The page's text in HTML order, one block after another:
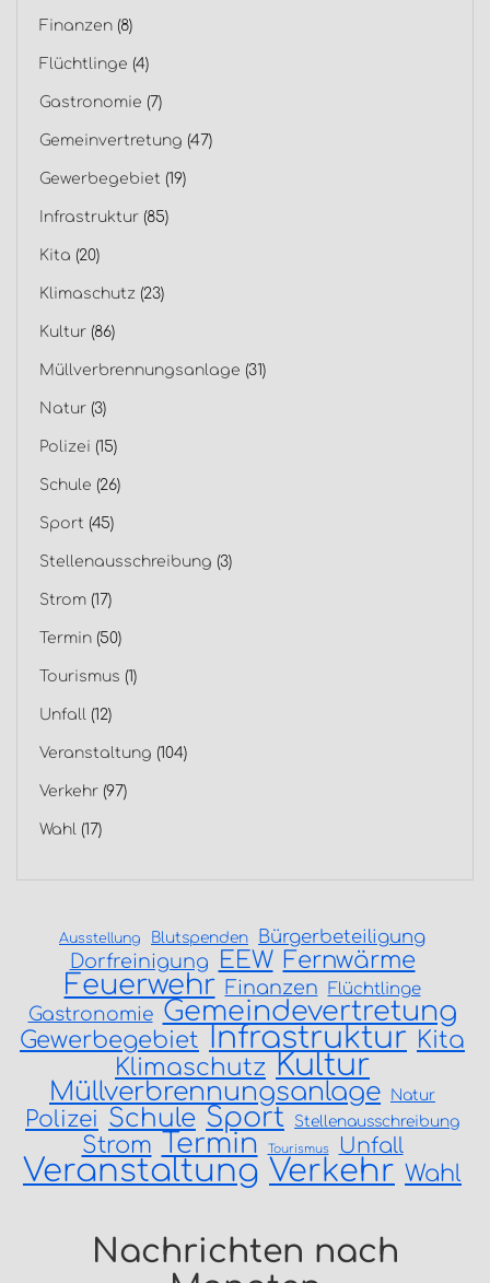
Finanzen (8)
Flüchtlinge (4)
Gastronomie (7)
Gemeinvertretung (47)
Gewerbegebiet (19)
Infrastruktur (85)
Kita (20)
Klimaschutz (23)
Kultur (86)
Müllverbrennungsanlage (31)
Natur (3)
Polizei (15)
Schule (26)
Sport (45)
Stellenausschreibung (3)
Strom (17)
Termin (50)
Tourismus (1)
Unfall (12)
Veranstaltung (104)
Verkehr (97)
Wahl (17)
Ausstellung Blutspenden Bürgerbeteiligung
Dorfreinigung EEW Fernwärme
Feuerwehr Finanzen Flüchtlinge
Gastronomie Gemeindevertretung
Gewerbegebiet Infrastruktur Kita
Klimaschutz Kultur
Müllverbrennungsanlage Natur
Polizei Schule Sport Stellenausschreibung
Strom Termin Tourismus Unfall
Veranstaltung Verkehr Wahl
Nachrichten nach